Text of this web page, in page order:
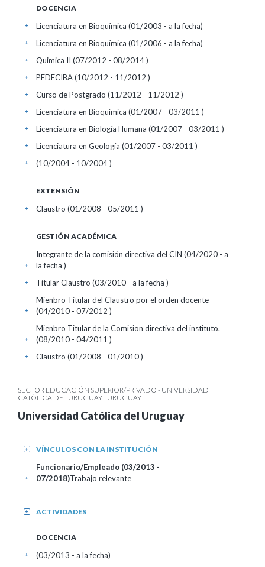
DOCENCIA
Licenciatura en Bioquímica (01/2003 - a la fecha)
+
Licenciatura en Bioquímica (01/2006 - a la fecha)
+
Quimica II (07/2012 - 08/2014 )
+
PEDECIBA (10/2012 - 11/2012 )
+
Curso de Postgrado (11/2012 - 11/2012 )
+
Licenciatura en Bioquímica (01/2007 - 03/2011 )
+
Licenciatura en Biología Humana (01/2007 - 03/2011 )
+
Licenciatura en Geología (01/2007 - 03/2011 )
+
(10/2004 - 10/2004 )
+
EXTENSIÓN
Claustro (01/2008 - 05/2011 )
+
GESTIÓN ACADÉMICA
Integrante de la comisión directiva del CIN (04/2020 - a
la fecha )
+
Titular Claustro (03/2010 - a la fecha )
+
Mienbro Titular del Claustro por el orden docente
(04/2010 - 07/2012 )
+
Mienbro Titular de la Comision directiva del instituto.
(08/2010 - 04/2011 )
+
Claustro (01/2008 - 01/2010 )
+
SECTOR EDUCACIÓN SUPERIOR/PRIVADO - UNIVERSIDAD
CATÓLICA DEL URUGUAY - URUGUAY
Universidad Católica del Uruguay
VÍNCULOS CON LA INSTITUCIÓN
+
Funcionario/Empleado (03/2013 -
07/2018)Trabajo relevante
+
ACTIVIDADES
+
DOCENCIA
(03/2013 - a la fecha)
+